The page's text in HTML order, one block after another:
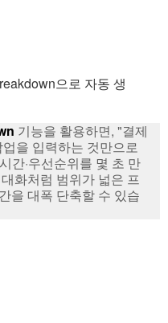
으로 자동 생
기능을 활용하면, "결제
을 입력하는 것만으로
간·우선순위를 몇 초 만
화처럼 범위가 넓은 프
을 대폭 단축할 수 있습